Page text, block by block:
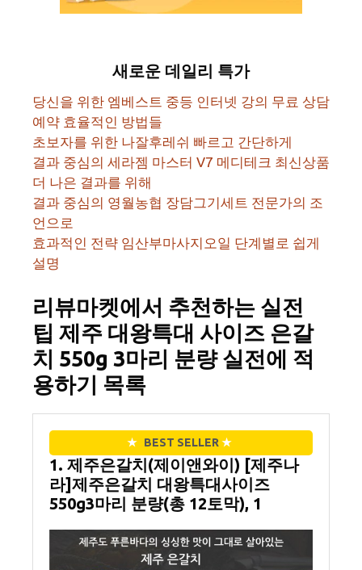
새로운 데일리 특가
당신을 위한 엠베스트 중등 인터넷 강의 무료 상담
예약 효율적인 방법들
초보자를 위한 나잘후레쉬 빠르고 간단하게
결과 중심의 세라젬 마스터 V7 메디테크 최신상품
더 나은 결과를 위해
결과 중심의 영월농협 장담그기세트 전문가의 조
언으로
효과적인 전략 임산부마사지오일 단계별로 쉽게
설명
리뷰마켓에서 추천하는 실전
팁 제주 대왕특대 사이즈 은갈
치 550g 3마리 분량 실전에 적
용하기 목록
★ BEST SELLER ★
1. 제주은갈치(제이앤와이) [제주나
라]제주은갈치 대왕특대사이즈
550g3마리 분량(총 12토막), 1